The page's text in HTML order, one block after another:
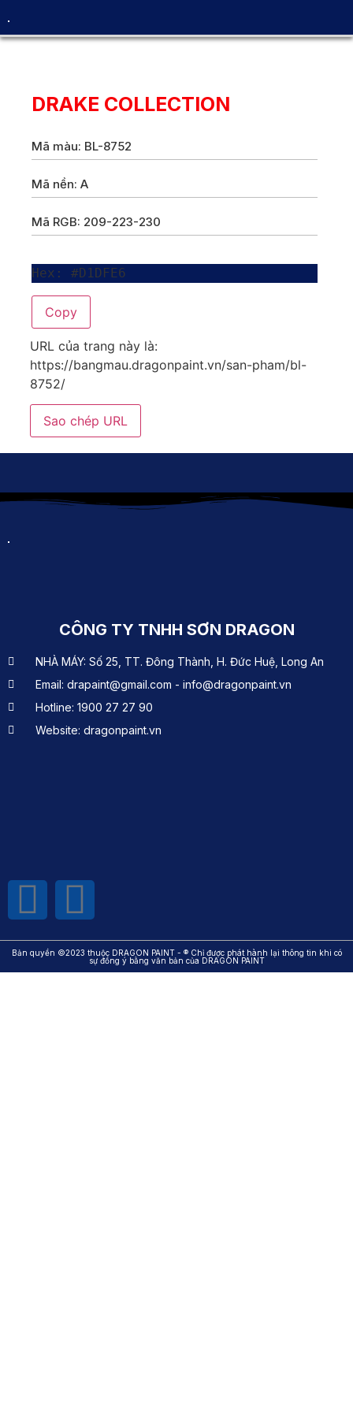
DRAKE COLLECTION
Mã màu: BL-8752
Mã nền: A
Mã RGB: 209-223-230
Hex: #D1DFE6
Copy
URL của trang này là:
https://bangmau.dragonpaint.vn/san-pham/bl-
8752/
Sao chép URL
CÔNG TY TNHH SƠN DRAGON
NHÀ MÁY: Số 25, TT. Đông Thành, H. Đức Huệ, Long An
Email: drapaint@gmail.com - info@dragonpaint.vn
Hotline: 1900 27 27 90
Website: dragonpaint.vn
Bản quyền ©2023 thuộc DRAGON PAINT - ® Chỉ được phát hành lại thông tin khi có
sự đồng ý bằng văn bản của DRAGON PAINT